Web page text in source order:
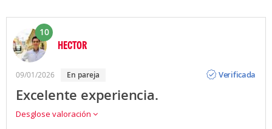
10
HECTOR
09/01/2026 En pareja
Verificada
Excelente experiencia.
Desglose valoración